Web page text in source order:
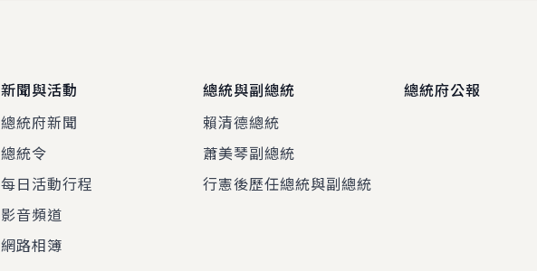
新聞與活動
總統府新聞
總統令
每日活動行程
影音頻道
網路相簿
總統與副總統
賴清德總統
蕭美琴副總統
行憲後歷任總統與副總統
總統府公報